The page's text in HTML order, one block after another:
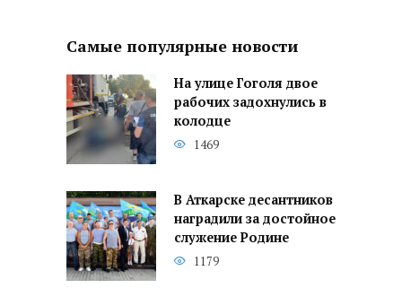
Самые популярные новости
На улице Гоголя двое
рабочих задохнулись в
колодце
1469
В Аткарске десантников
наградили за достойное
служение Родине
1179